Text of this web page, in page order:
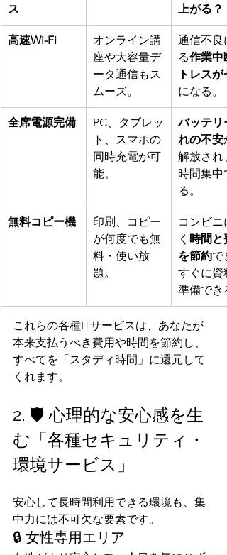
ス
上がる？
高速Wi-Fi
オンライン講
座や大容量デ
ータ通信もス
ムーズ。
通信不良
る作業中
トレスが
になる。
全席電源完備
PC、タブレッ
ト、スマホの
同時充電が可
能。
バッテリ
れの不安
解放され
時間集中
る。
無料コピー機
印刷、コピー
が何度でも無
料・使い放
題。
コンビニ
く 時間と
を節約で
すぐに資
準備でき
これらの各種ITサービスは、あなたが
本来支払うべき費用や時間を節約し、
すべてを「スタディ時間」に還元して
くれます。
2. 🛡️ 心理的な安心感を生
む「各種セキュリティ・
環境サービス」
安心して長時間利用できる環境も、集
中力には不可欠な要素です。
🔒 女性専用エリア